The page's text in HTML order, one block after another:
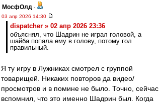
МосфОлд -
03 апр 2026 14:30
dispatcher » 02 апр 2026 23:36
объяснял, что Шадрин не играл головой, а
шайба попала ему в голову, потому гол
правильный.
Я ту игру в Лужниках смотрел с группой
товарищей. Никаких повторов да видео/
просмотров и в помине не было. Точно, сейчас
вспомнил, что это именно Шадрин был. Когда